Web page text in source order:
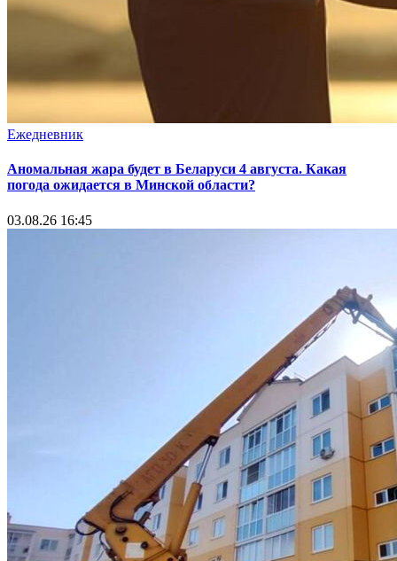
Ежедневник
Аномальная жара будет в Беларуси 4 августа. Какая
погода ожидается в Минской области?
03.08.26 16:45